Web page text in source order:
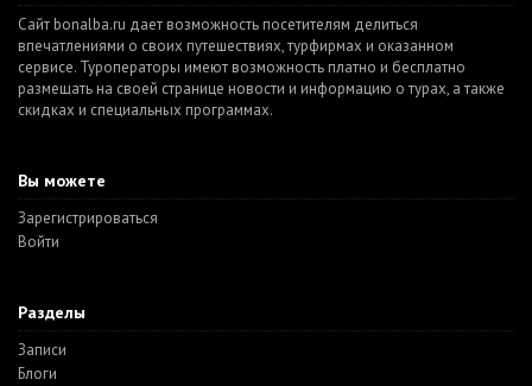
Сайт bonalba.ru дает возможность посетителям делиться
впечатлениями о своих путешествиях, турфирмах и оказанном
сервисе. Туроператоры имеют возможность платно и бесплатно
размещать на своей странице новости и информацию о турах, а также
скидках и специальных программах.
Вы можете
Зарегистрироваться
Войти
Разделы
Записи
Блоги